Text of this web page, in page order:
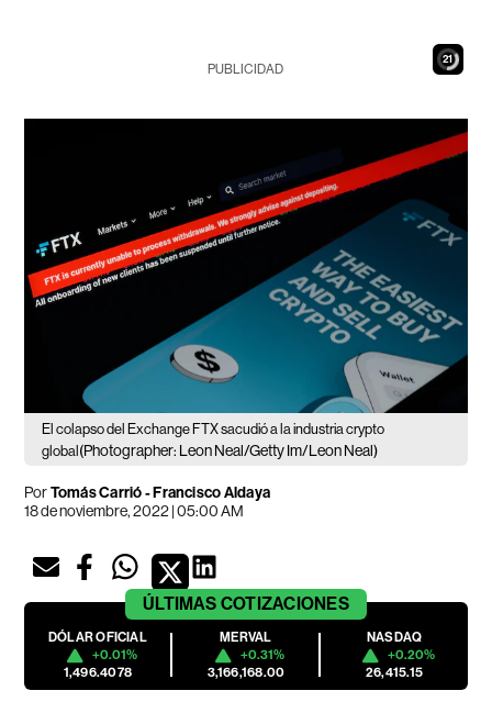
19
PUBLICIDAD
El colapso del Exchange FTX sacudió a la industria crypto
global (Photographer: Leon Neal/Getty Im/Leon Neal)
PorTomás Carrió-Francisco Aldaya
18 de noviembre, 2022 | 05:00 AM
ÚLTIMAS COTIZACIONES
DÓLAR OFICIAL
+0.01%
1,496.4078
MERVAL
+0.31%
3,166,168.00
NASDAQ
+0.20%
26,415.15